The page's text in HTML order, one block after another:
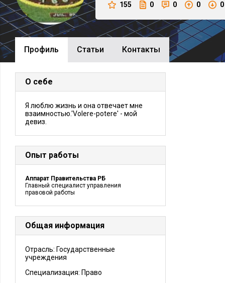
155 0 0 0 0
Профиль Cтатьи Контакты
О себе
Я люблю жизнь и она отвечает мне
взаимностью.'Volere-potere' - мой
девиз.
Опыт работы
Аппарат Правительства РБ
Главный специалист управления
правовой работы
Общая информация
Отрасль: Государственные
учреждения
Специализация: Право